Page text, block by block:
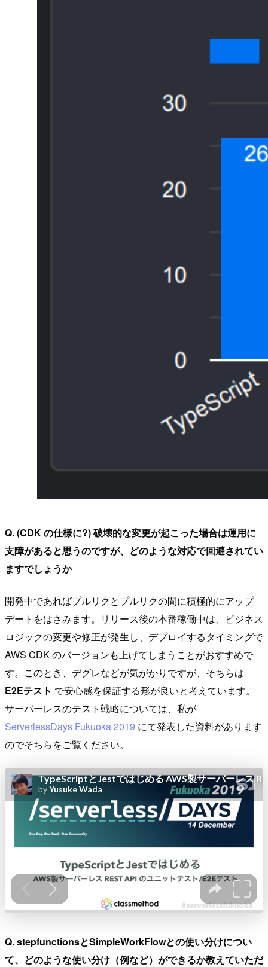
Q. (CDK の仕様に?) 破壊的な変更が起こった場合は運用に
支障があると思うのですが、どのような対応で回避されてい
ますでしょうか
開発中であればプルリクとプルリクの間に積極的にアップ
デートをはさみます。リリース後の本番稼働中は、ビジネス
ロジックの変更や修正が発生し、デプロイするタイミングで
AWS CDK のバージョンも上げてしまうことがおすすめで
す。このとき、デグレなどが気がかりですが、そちらは
E2Eテスト で安心感を保証する形が良いと考えています。
サーバーレスのテスト戦略については、私が
ServerlessDays Fukuoka 2019 にて発表した資料があります
のでそちらをご覧ください。
Q. stepfunctionsとSimpleWorkFlowとの使い分けについ
て、どのような使い分け（例など）ができるか教えていただ